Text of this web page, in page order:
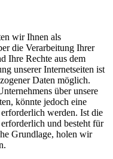
wir Ihnen als
die Verarbeitung Ihrer
Ihre Rechte aus dem
unserer Internetseiten ist
Daten möglich.
über unsere
könnte jedoch eine
werden. Ist die
und besteht für
Grundlage, holen wir